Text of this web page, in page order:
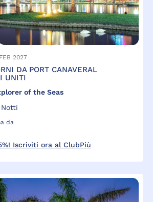
2027
DA PORT CANAVERAL
UNITI
of the Seas
Notti
da
Iscriviti ora al ClubPiù